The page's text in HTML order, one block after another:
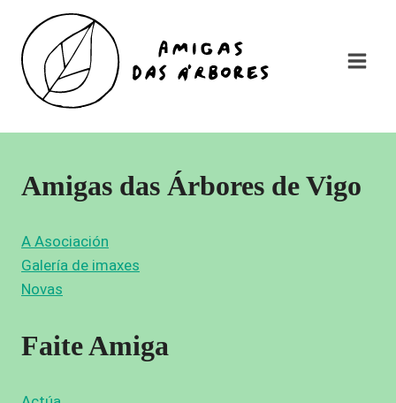
contenido
Amigas das Árbores de Vigo
A Asociación
Galería de imaxes
Novas
Faite Amiga